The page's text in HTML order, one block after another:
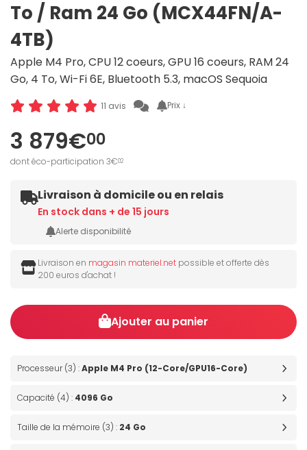
To / Ram 24 Go (MCX44FN/A-
4TB)
Apple M4 Pro, CPU 12 coeurs, GPU 16 coeurs, RAM 24
Go, 4 To, Wi-Fi 6E, Bluetooth 5.3, macOS Sequoia
11 avis Prix ↓
3 879€00
dont éco-participation 3€02
Livraison à domicile ou en relais
En stock dans + de 15 jours
Alerte disponibilité
Livraison en magasin materiel.net possible et offerte dès
200 euros d'achat !
Ajouter au panier
Processeur (3) :Apple M4 Pro (12-Core/GPU16-Core)
Capacité (4) : 4096 Go
Taille de la mémoire (3) : 24 Go